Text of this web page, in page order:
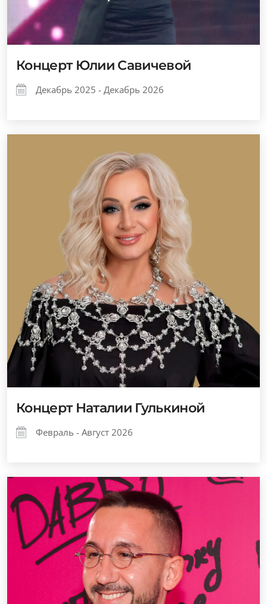
Концерт Юлии Савичевой
Декабрь 2025 - Декабрь 2026
Концерт Наталии Гулькиной
Февраль - Август 2026